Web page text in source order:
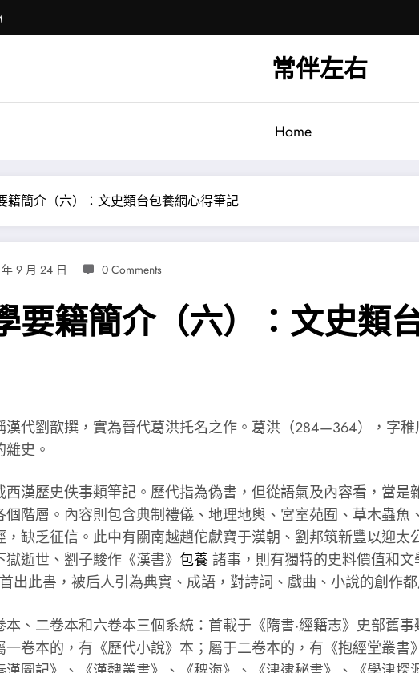
常伴左右
Home
籍簡介（六）：文史類台包養網心得筆記
9 月 24 日 0 Comments
要籍簡介（六）：文史類
劉歆撰，實為晉代葛洪托名之作。葛洪（284—364），字稚
史。
歷史佚事類筆記。歷代指為偽書，但從語氣及內容看，當是
階層。內容則包含典制禮儀、地理地輿、宮室苑囿、草木蟲
缺乏征信。此中有關南越趙佗獻寶于漢朝、劉邦筑新豐以迎
逝世、劉子駿作《漢書》 包養諸事，則有獨特的史料價值和
出此書，被后人引為典實、成語，對詩詞、戲曲、小說的創作
二卷本和六卷本三個系統：首載于《隋書·經籍志》史部舊
卷本的，有《歷代小說》本；屬于二卷本的，有《抱經堂叢